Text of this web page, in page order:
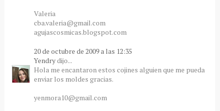
Valeria
cba.valeria@gmail.com
agujascosmicas.blogspot.com
20 de octubre de 2009 a las 12:35
Yendrydijo...
Hola me encantaron estos cojines alguien que me pueda
enviar los moldes gracias.
yenmora10@gmail.com